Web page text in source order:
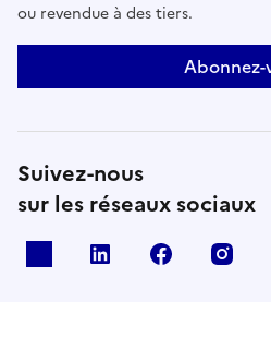
ou revendue à des tiers.
Abonnez-
Suivez-nous
sur les réseaux sociaux
Linkedin Facebook